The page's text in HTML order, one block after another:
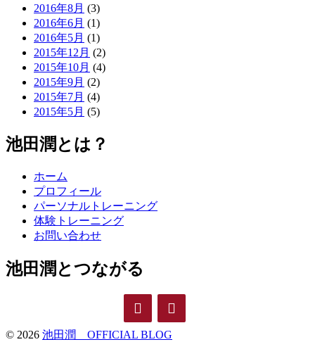
2016年8月 (3)
2016年6月 (1)
2016年5月 (1)
2015年12月 (2)
2015年10月 (4)
2015年9月 (2)
2015年7月 (4)
2015年5月 (5)
池田潤とは？
ホーム
プロフィール
パーソナルトレーニング
体験トレーニング
お問い合わせ
池田潤とつながる
© 2026 池田潤 OFFICIAL BLOG